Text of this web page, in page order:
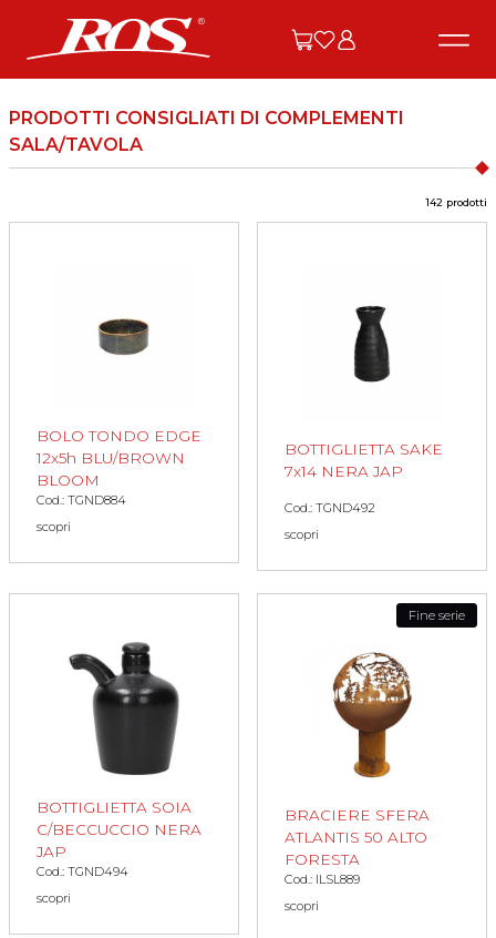
PRODOTTI CONSIGLIATI DI COMPLEMENTI
SALA/TAVOLA
142 prodotti
BOLO TONDO EDGE
12x5h BLU/BROWN
BLOOM
Cod.: TGND884
scopri
BOTTIGLIETTA SAKE
7x14 NERA JAP
Cod.: TGND492
scopri
BOTTIGLIETTA SOIA
C/BECCUCCIO NERA
JAP
Cod.: TGND494
scopri
Fine serie
BRACIERE SFERA
ATLANTIS 50 ALTO
FORESTA
Cod.: ILSL889
scopri